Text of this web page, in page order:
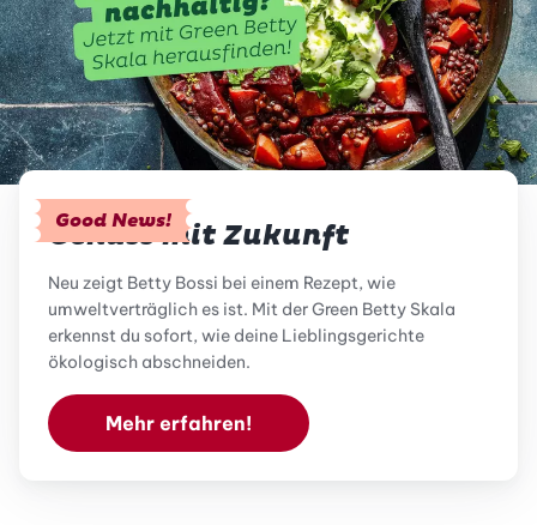
Good News!
Genuss mit Zukunft
Neu zeigt Betty Bossi bei einem Rezept, wie
umweltverträglich es ist. Mit der Green Betty Skala
erkennst du sofort, wie deine Lieblingsgerichte
ökologisch abschneiden.
Mehr erfahren!